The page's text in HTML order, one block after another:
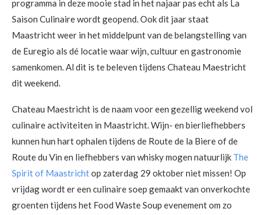
programma in deze mooie stad in het najaar pas echt als La
Saison Culinaire wordt geopend. Ook dit jaar staat
Maastricht weer in het middelpunt van de belangstelling van
de Euregio als dé locatie waar wijn, cultuur en gastronomie
samenkomen. Al dit is te beleven tijdens Chateau Maestricht
dit weekend.
Chateau Maestricht is de naam voor een gezellig weekend vol
culinaire activiteiten in Maastricht. Wijn- en bierliefhebbers
kunnen hun hart ophalen tijdens de Route de la Biere of de
Route du Vin en liefhebbers van whisky mogen natuurlijk The
Spirit of Maastrichtop zaterdag 29 oktober niet missen! Op
vrijdag wordt er een culinaire soep gemaakt van onverkochte
groenten tijdens het Food Waste Soup evenement om zo